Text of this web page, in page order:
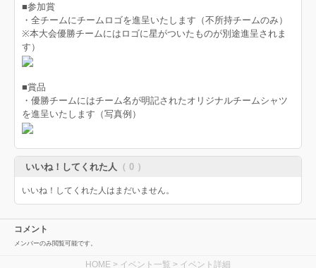
■参加賞
・全チームにチームロゴを進呈いたします（不所持チームのみ）
※本大会優勝チームにはロゴに星がついたものが別途進呈されま
す）
■賞品
・優勝チームにはチーム名が明記されたオリジナルチームシャツ
を進呈いたします（写真例）
いいね！してくれた人 （ 0 ）
いいね！してくれた人はまだいません。
コメント
メンバーのみ閲覧可能です。
HOME > イベント一覧 > イベント詳細